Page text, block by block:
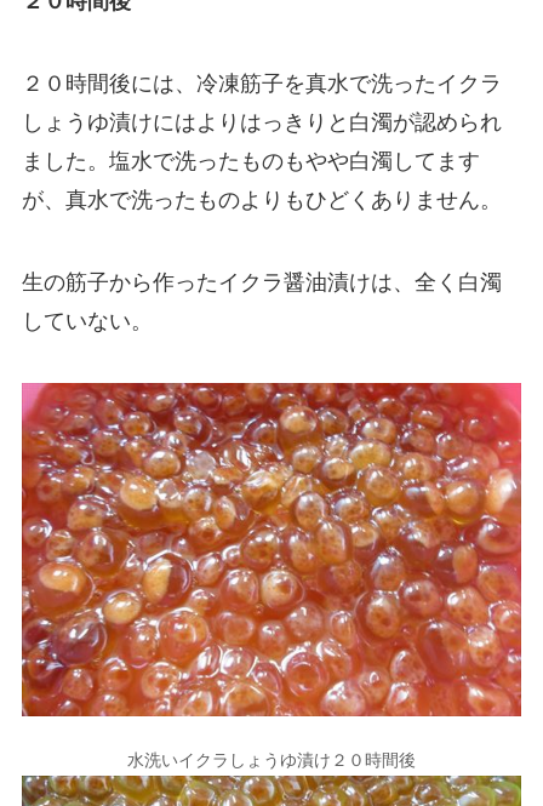
２０時間後には、冷凍筋子を真水で洗ったイクラ
しょうゆ漬けにはよりはっきりと白濁が認められ
ました。塩水で洗ったものもやや白濁してます
が、真水で洗ったものよりもひどくありません。
生の筋子から作ったイクラ醤油漬けは、全く白濁
していない。
水洗いイクラしょうゆ漬け２０時間後